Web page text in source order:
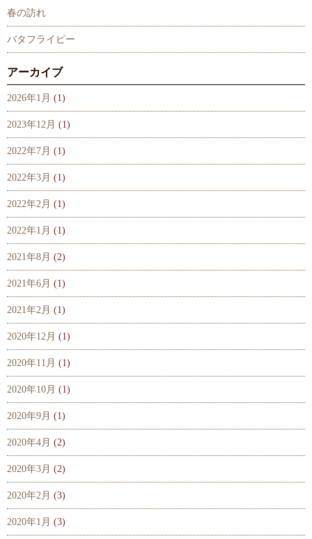
春の訪れ
バタフライピー
アーカイブ
2026年1月 (1)
2023年12月 (1)
2022年7月 (1)
2022年3月 (1)
2022年2月 (1)
2022年1月 (1)
2021年8月 (2)
2021年6月 (1)
2021年2月 (1)
2020年12月 (1)
2020年11月 (1)
2020年10月 (1)
2020年9月 (1)
2020年4月 (2)
2020年3月 (2)
2020年2月 (3)
2020年1月 (3)